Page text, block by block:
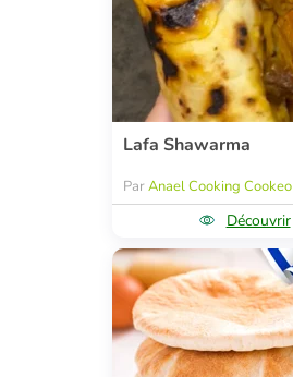
Lafa Shawarma
Par Anael Cooking Cookeo
Découvrir